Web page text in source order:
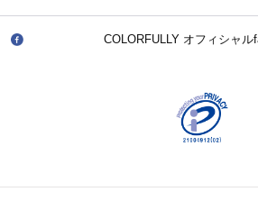
COLORFULLY オフィシャル